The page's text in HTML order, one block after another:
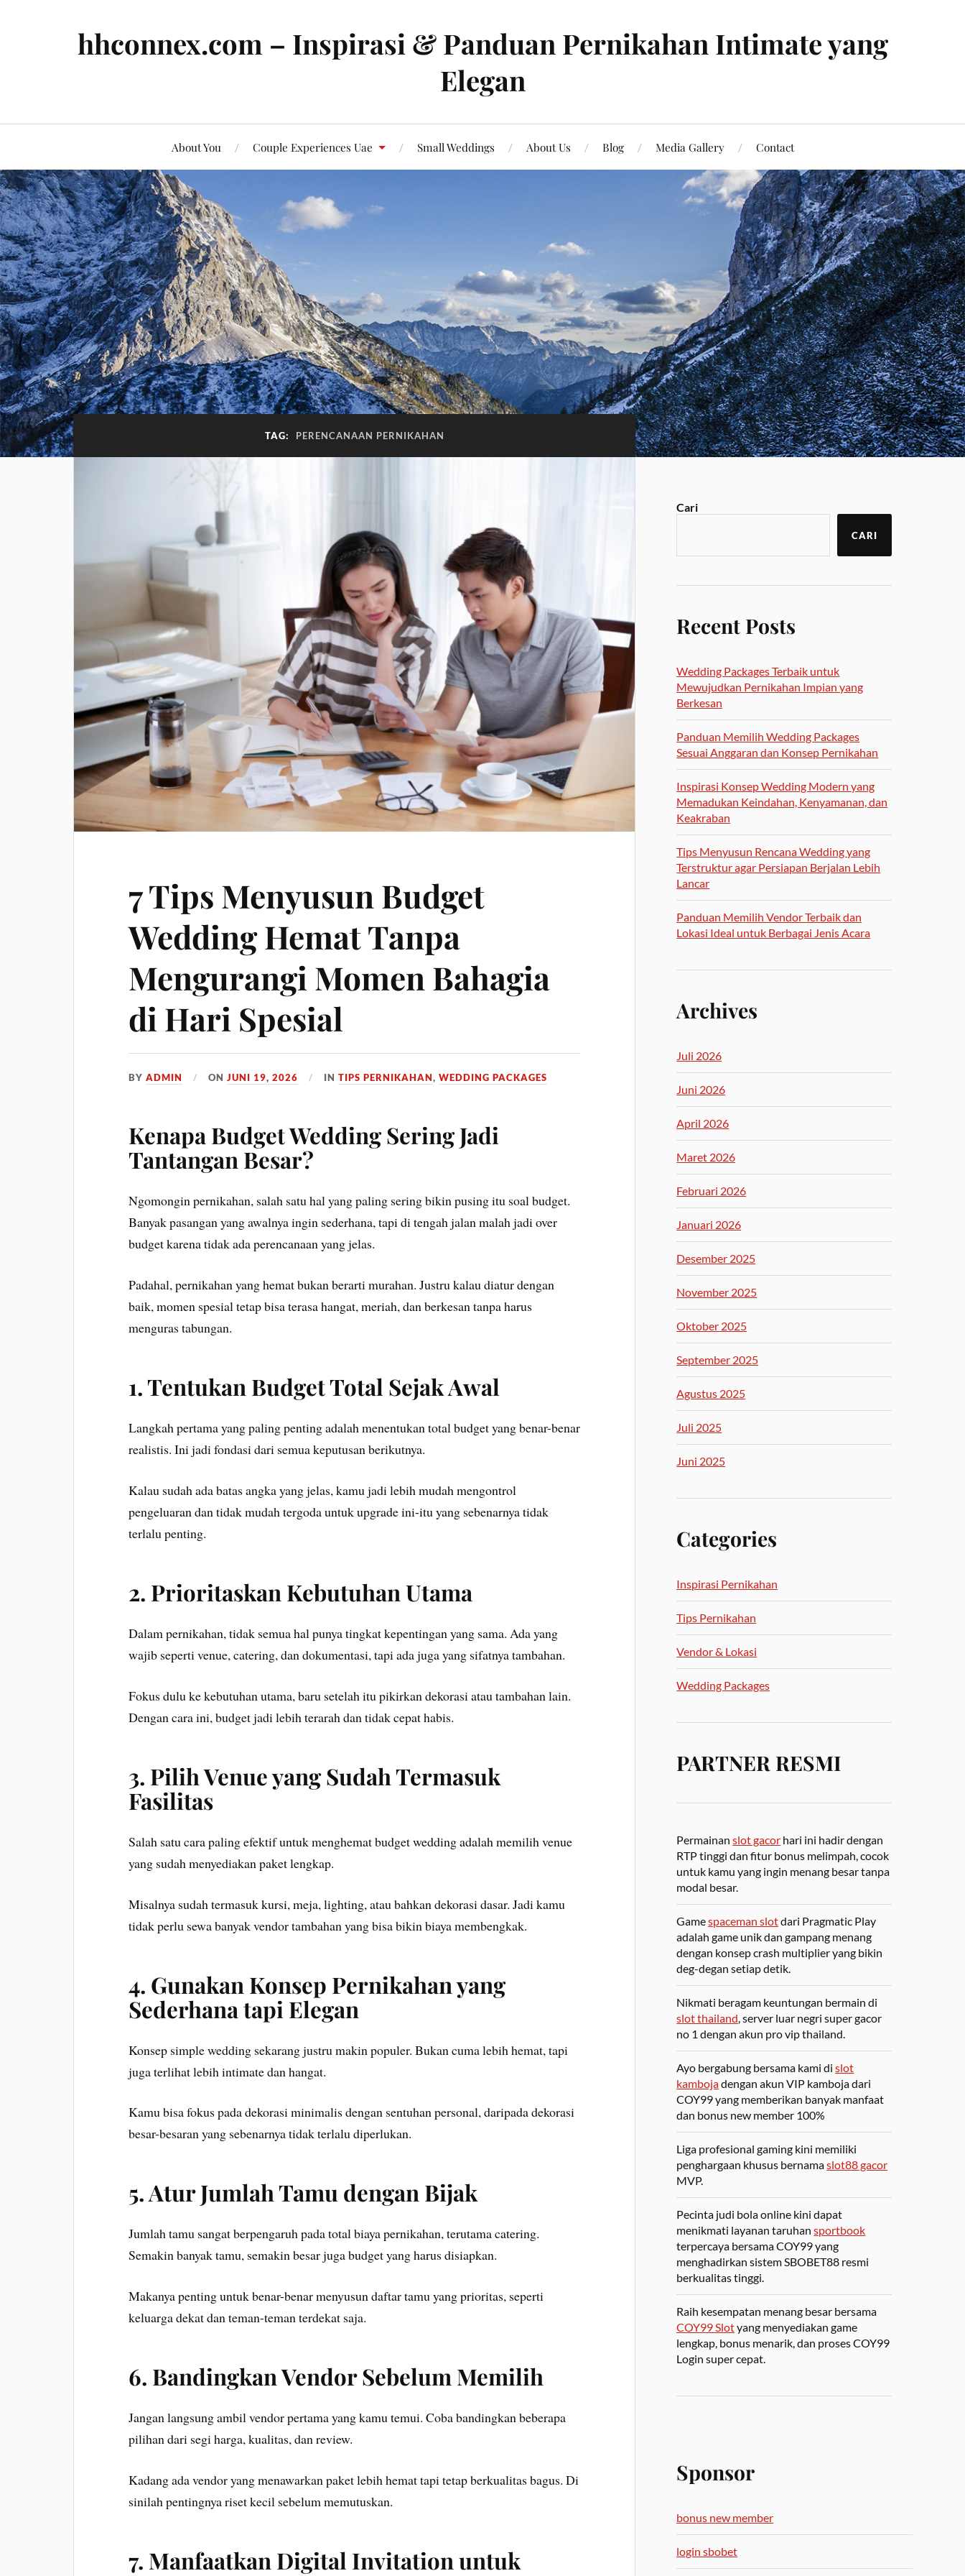
hhconnex.com – Inspirasi & Panduan Pernikahan Intimate yang
Elegan
About You Couple Experiences Uae Small Weddings About Us Blog Media Gallery Contact
TAG: PERENCANAAN PERNIKAHAN
7 Tips Menyusun Budget
Wedding Hemat Tanpa
Mengurangi Momen Bahagia
di Hari Spesial
BYADMIN ONJUNI 19, 2026 INTIPS PERNIKAHAN,WEDDING PACKAGES
Kenapa Budget Wedding Sering Jadi
Tantangan Besar?
Ngomongin pernikahan, salah satu hal yang paling sering bikin pusing itu soal budget.
Banyak pasangan yang awalnya ingin sederhana, tapi di tengah jalan malah jadi over
budget karena tidak ada perencanaan yang jelas.
Padahal, pernikahan yang hemat bukan berarti murahan. Justru kalau diatur dengan
baik, momen spesial tetap bisa terasa hangat, meriah, dan berkesan tanpa harus
menguras tabungan.
1. Tentukan Budget Total Sejak Awal
Langkah pertama yang paling penting adalah menentukan total budget yang benar-benar
realistis. Ini jadi fondasi dari semua keputusan berikutnya.
Kalau sudah ada batas angka yang jelas, kamu jadi lebih mudah mengontrol
pengeluaran dan tidak mudah tergoda untuk upgrade ini-itu yang sebenarnya tidak
terlalu penting.
2. Prioritaskan Kebutuhan Utama
Dalam pernikahan, tidak semua hal punya tingkat kepentingan yang sama. Ada yang
wajib seperti venue, catering, dan dokumentasi, tapi ada juga yang sifatnya tambahan.
Fokus dulu ke kebutuhan utama, baru setelah itu pikirkan dekorasi atau tambahan lain.
Dengan cara ini, budget jadi lebih terarah dan tidak cepat habis.
3. Pilih Venue yang Sudah Termasuk
Fasilitas
Salah satu cara paling efektif untuk menghemat budget wedding adalah memilih venue
yang sudah menyediakan paket lengkap.
Misalnya sudah termasuk kursi, meja, lighting, atau bahkan dekorasi dasar. Jadi kamu
tidak perlu sewa banyak vendor tambahan yang bisa bikin biaya membengkak.
4. Gunakan Konsep Pernikahan yang
Sederhana tapi Elegan
Konsep simple wedding sekarang justru makin populer. Bukan cuma lebih hemat, tapi
juga terlihat lebih intimate dan hangat.
Kamu bisa fokus pada dekorasi minimalis dengan sentuhan personal, daripada dekorasi
besar-besaran yang sebenarnya tidak terlalu diperlukan.
5. Atur Jumlah Tamu dengan Bijak
Jumlah tamu sangat berpengaruh pada total biaya pernikahan, terutama catering.
Semakin banyak tamu, semakin besar juga budget yang harus disiapkan.
Makanya penting untuk benar-benar menyusun daftar tamu yang prioritas, seperti
keluarga dekat dan teman-teman terdekat saja.
6. Bandingkan Vendor Sebelum Memilih
Jangan langsung ambil vendor pertama yang kamu temui. Coba bandingkan beberapa
pilihan dari segi harga, kualitas, dan review.
Kadang ada vendor yang menawarkan paket lebih hemat tapi tetap berkualitas bagus. Di
sinilah pentingnya riset kecil sebelum memutuskan.
7. Manfaatkan Digital Invitation untuk
Cari
CARI
Recent Posts
Wedding Packages Terbaik untuk
Mewujudkan Pernikahan Impian yang
Berkesan
Panduan Memilih Wedding Packages
Sesuai Anggaran dan Konsep Pernikahan
Inspirasi Konsep Wedding Modern yang
Memadukan Keindahan, Kenyamanan, dan
Keakraban
Tips Menyusun Rencana Wedding yang
Terstruktur agar Persiapan Berjalan Lebih
Lancar
Panduan Memilih Vendor Terbaik dan
Lokasi Ideal untuk Berbagai Jenis Acara
Archives
Juli 2026
Juni 2026
April 2026
Maret 2026
Februari 2026
Januari 2026
Desember 2025
November 2025
Oktober 2025
September 2025
Agustus 2025
Juli 2025
Juni 2025
Categories
Inspirasi Pernikahan
Tips Pernikahan
Vendor & Lokasi
Wedding Packages
PARTNER RESMI
Permainanslot gacor hari ini hadir dengan
RTP tinggi dan fitur bonus melimpah, cocok
untuk kamu yang ingin menang besar tanpa
modal besar.
Gamespaceman slotdari Pragmatic Play
adalah game unik dan gampang menang
dengan konsep crash multiplier yang bikin
deg-degan setiap detik.
Nikmati beragam keuntungan bermain di
slot thailand, server luar negri super gacor
no 1 dengan akun pro vip thailand.
Ayo bergabung bersama kami dislot
kambojadengan akun VIP kamboja dari
COY99 yang memberikan banyak manfaat
dan bonus new member 100%
Liga profesional gaming kini memiliki
penghargaan khusus bernamaslot88 gacor
MVP.
Pecinta judi bola online kini dapat
menikmati layanan taruhansportbook
terpercaya bersama COY99 yang
menghadirkan sistem SBOBET88 resmi
berkualitas tinggi.
Raih kesempatan menang besar bersama
COY99 Slotyang menyediakan game
lengkap, bonus menarik, dan proses COY99
Login super cepat.
Sponsor
bonus new member
login sbobet